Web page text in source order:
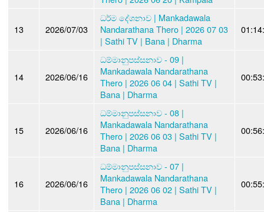
13 2026/07/03
ධර්ම දේශනාව | Mankadawala
Nandarathana Thero | 2026 07 03
| Sathi TV | Bana | Dharma
14 2026/06/16
ධම්මානුපස්සනාව - 09 |
Mankadawala Nandarathana
Thero | 2026 06 04 | Sathi TV |
Bana | Dharma
15 2026/06/16
ධම්මානුපස්සනාව - 08 |
Mankadawala Nandarathana
Thero | 2026 06 03 | Sathi TV |
Bana | Dharma
16 2026/06/16
ධම්මානුපස්සනාව - 07 |
Mankadawala Nandarathana
Thero | 2026 06 02 | Sathi TV |
Bana | Dharma